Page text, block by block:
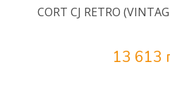
CORT CJ RETRO
13 613